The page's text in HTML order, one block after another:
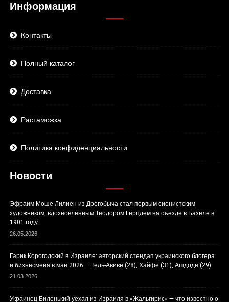
Информация
Контакты
Полный каталог
Доставка
Растаможка
Политика конфиденциальности
Новости
Эфраим Моше Лилиен из Дрогобыча стал первым сионистским
художником, вдохновленным Теодором Герцлем на съезде в Базеле в
1901 году.
26.05.2026
Гарик Корогодский в Израиле: авторский стендап украинского блогера
и бизнесмена в мае 2026 — Тель-Авиве (28), Хайфе (31), Ашдоде (29)
21.03.2026
Украинец Биленький уехал из Израиля в «Жальгирис» — что известно о